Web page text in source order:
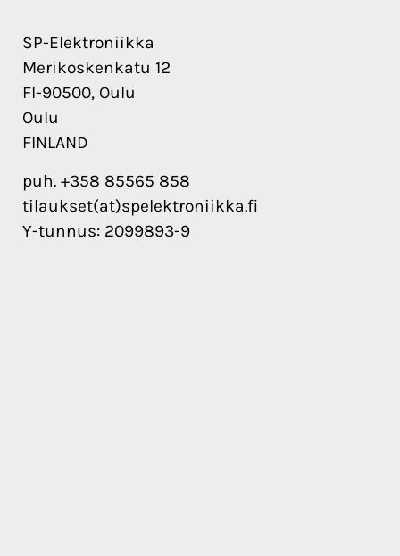
SP-Elektroniikka
Merikoskenkatu 12
FI-90500, Oulu
Oulu
FINLAND
puh. +358 85565 858
tilaukset(at)spelektroniikka.fi
Y-tunnus: 2099893-9